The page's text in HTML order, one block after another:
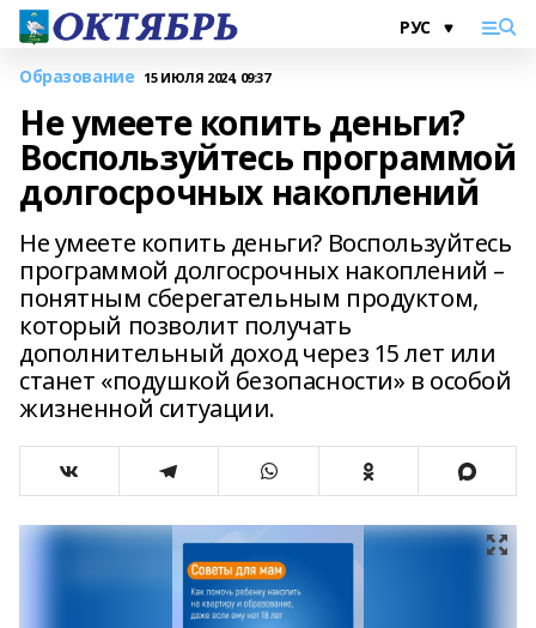
Образование 15 ИЮЛЯ 2024, 09:37
Не умеете копить деньги?
Воспользуйтесь программой
долгосрочных накоплений
Не умеете копить деньги? Воспользуйтесь
программой долгосрочных накоплений –
понятным сберегательным продуктом,
который позволит получать
дополнительный доход через 15 лет или
станет «подушкой безопасности» в особой
жизненной ситуации.